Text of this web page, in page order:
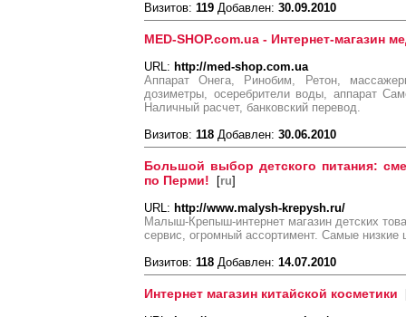
Визитов: 119 Добавлен: 30.09.2010
MED-SHOP.com.ua - Интернет-магазин
URL: http://med-shop.com.ua
Аппарат Онега, Ринобим, Ретон,
дозиметры, осеребрители воды, аппарат
Наличный расчет, банковский перевод.
Визитов: 118 Добавлен: 30.06.2010
Большой выбор детского питания:
по Перми! [ru]
URL: http://www.malysh-krepysh.ru/
Малыш-Крепыш-интернет магазин детских
сервис, огромный ассортимент. Самые
Визитов: 118 Добавлен: 14.07.2010
Интернет магазин китайской косметики